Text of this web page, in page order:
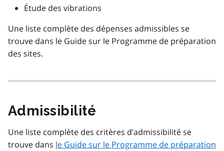
Étude des vibrations
Une liste complète des dépenses admissibles se
trouve dans le Guide sur le Programme de préparation
des sites.
Admissibilité
Une liste complète des critères d’admissibilité se
trouve dans le Guide sur le Programme de préparation